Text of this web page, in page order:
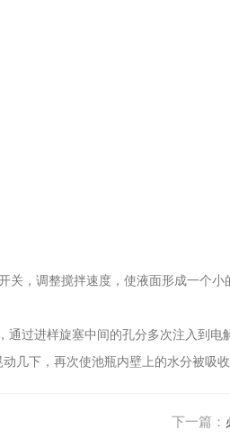
，调整搅拌速度，使液面形成一个小
过进样旋塞中间的孔分多次注入到电
下，再次使池瓶内壁上的水分被吸收
下一篇：